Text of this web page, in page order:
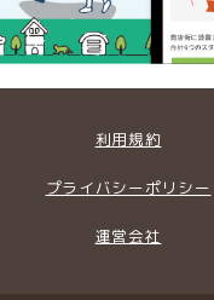
利用規約
プライバシーポリシー
運営会社